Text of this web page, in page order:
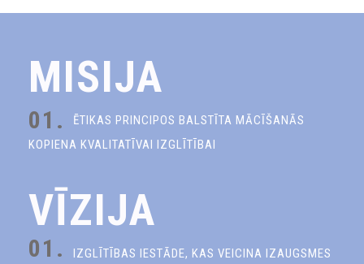
MISIJA
01.
ĒTIKAS PRINCIPOS BALSTĪTA MĀCĪŠANĀS
KOPIENA KVALITATĪVAI IZGLĪTĪBAI
VĪZIJA
01.
IZGLĪTĪBAS IESTĀDE, KAS VEICINA IZAUGSMES